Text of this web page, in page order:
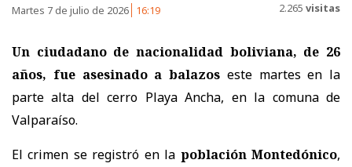
Martes 7 de julio de 2026 16:19 2.265 visitas
Un ciudadano de nacionalidad boliviana, de 26
años, fue asesinado a balazos este martes en la
parte alta del cerro Playa Ancha, en la comuna de
Valparaíso.
El crimen se registró en la población Montedónico,